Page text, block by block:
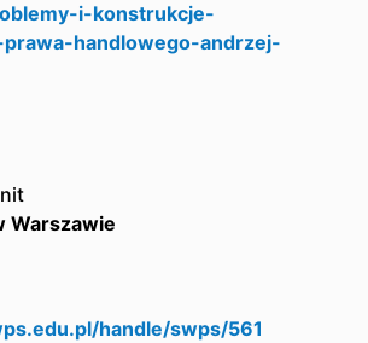
i-konstrukcje-
handlowego-andrzej-
Warszawie
handle/swps/561